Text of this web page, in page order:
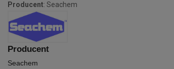
Producent: Seachem
Producent
Seachem